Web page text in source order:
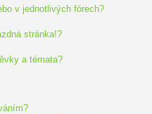
v jednotlivých fórech?
stránka!?
a témata?